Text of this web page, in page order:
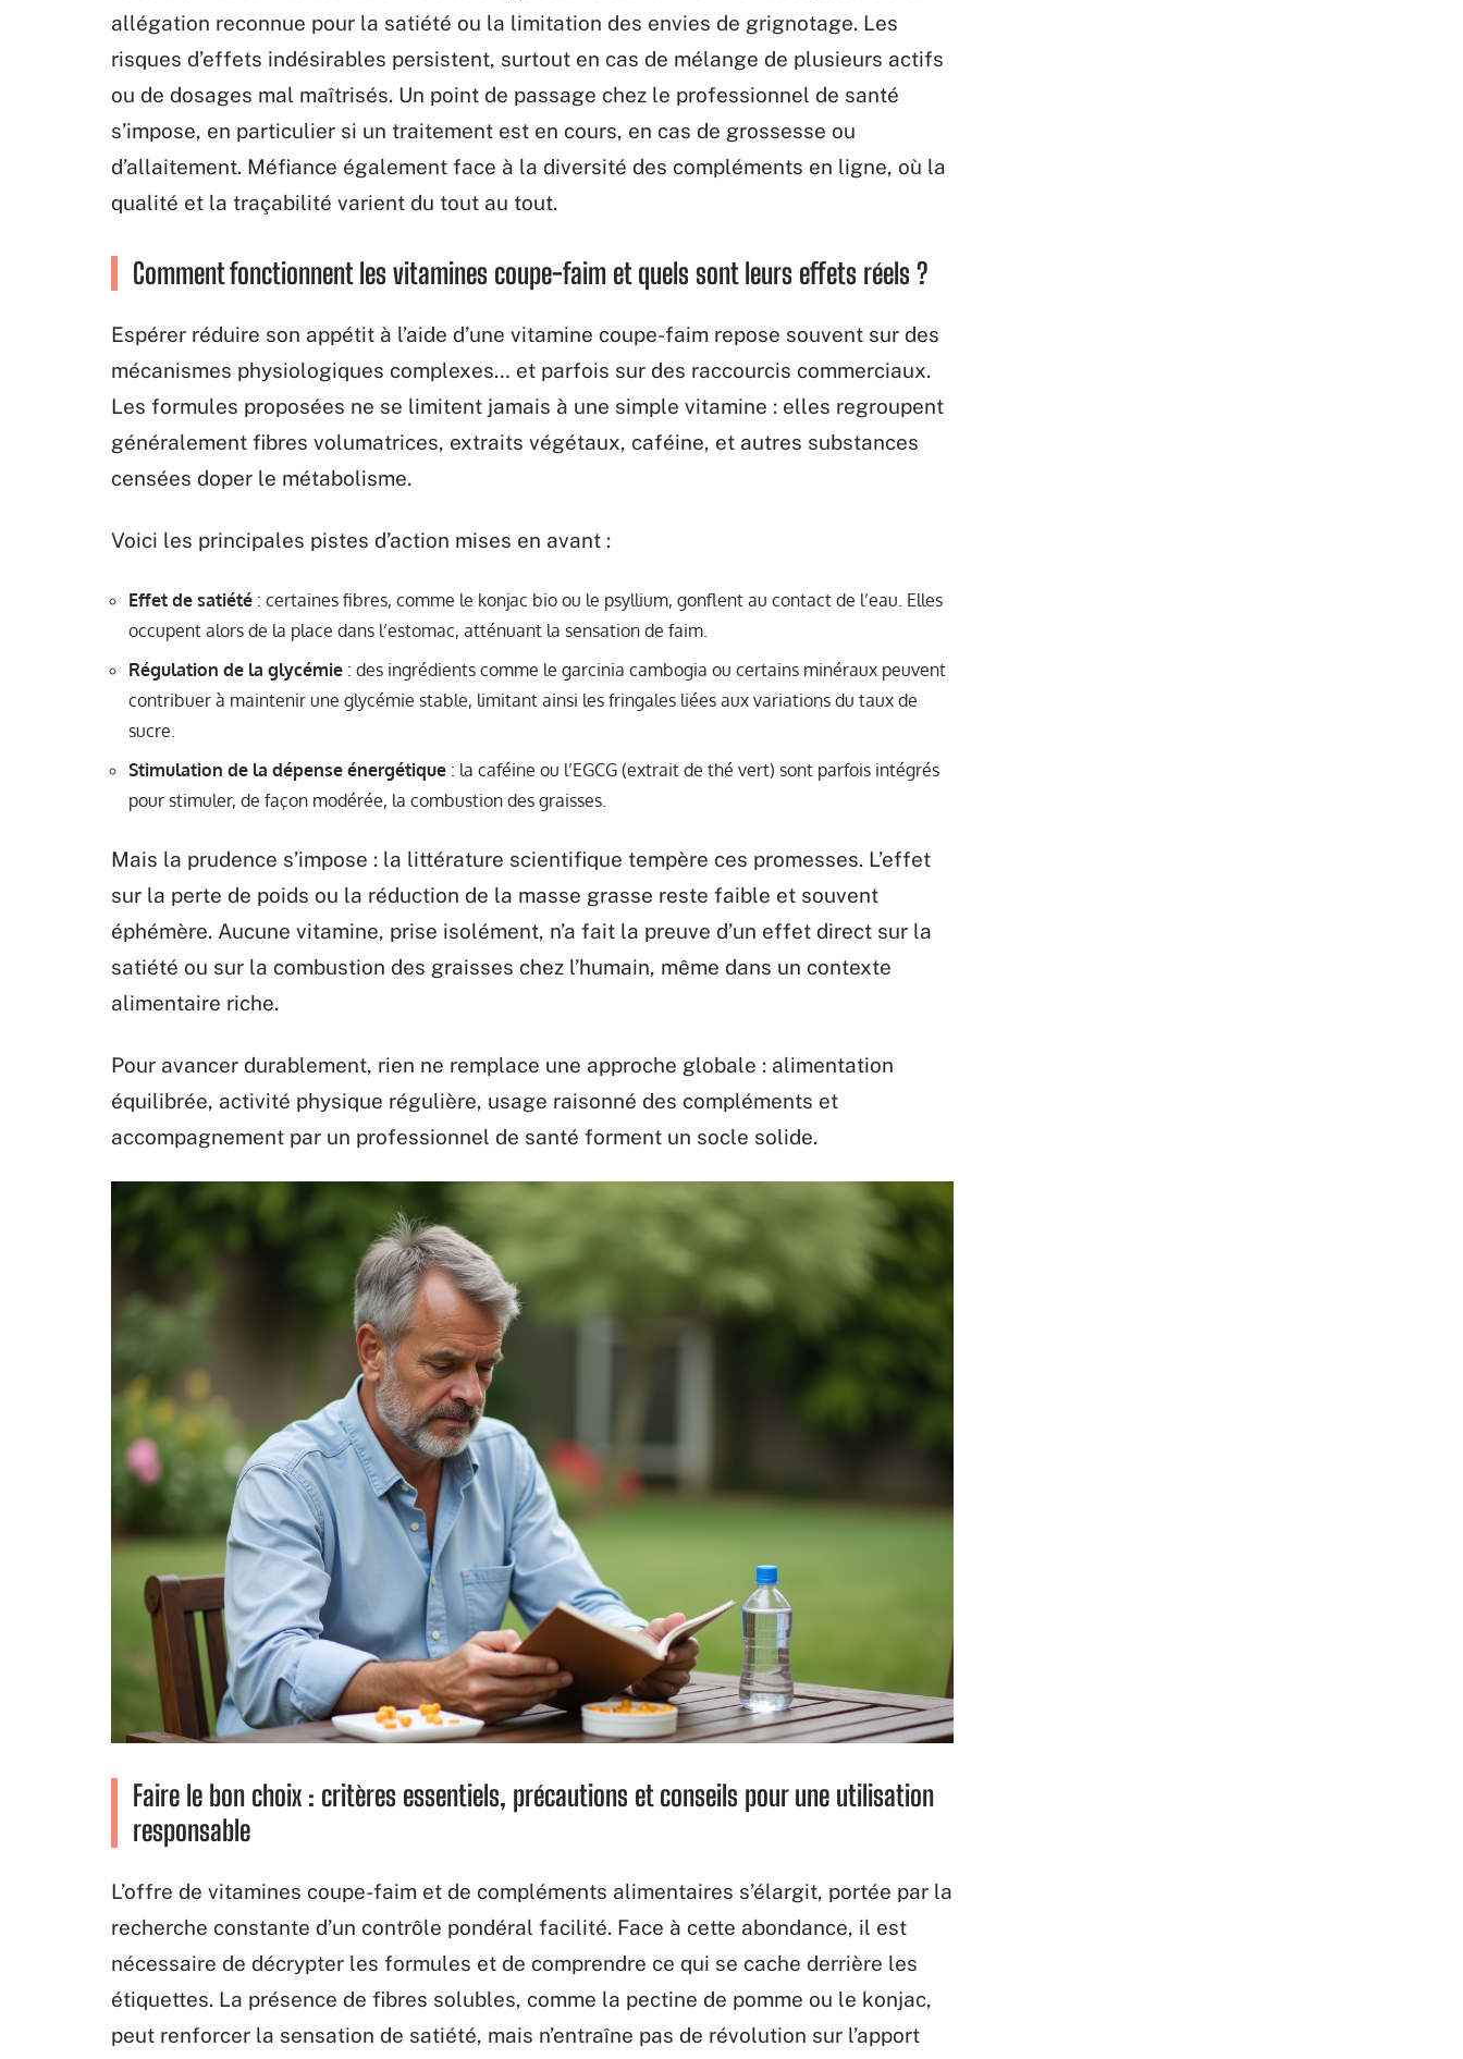
allégation reconnue pour la satiété ou la limitation des envies de grignotage. Les
risques d’effets indésirables persistent, surtout en cas de mélange de plusieurs actifs
ou de dosages mal maîtrisés. Un point de passage chez le professionnel de santé
s’impose, en particulier si un traitement est en cours, en cas de grossesse ou
d’allaitement. Méfiance également face à la diversité des compléments en ligne, où la
qualité et la traçabilité varient du tout au tout.
Comment fonctionnent les vitamines coupe-faim et quels sont leurs effets réels ?
Espérer réduire son appétit à l’aide d’une vitamine coupe-faim repose souvent sur des
mécanismes physiologiques complexes… et parfois sur des raccourcis commerciaux.
Les formules proposées ne se limitent jamais à une simple vitamine : elles regroupent
généralement fibres volumatrices, extraits végétaux, caféine, et autres substances
censées doper le métabolisme.
Voici les principales pistes d’action mises en avant :
Effet de satiété : certaines fibres, comme le konjac bio ou le psyllium, gonflent au contact de l’eau. Elles
occupent alors de la place dans l’estomac, atténuant la sensation de faim.
Régulation de la glycémie : des ingrédients comme le garcinia cambogia ou certains minéraux peuvent
contribuer à maintenir une glycémie stable, limitant ainsi les fringales liées aux variations du taux de
sucre.
Stimulation de la dépense énergétique : la caféine ou l’EGCG (extrait de thé vert) sont parfois intégrés
pour stimuler, de façon modérée, la combustion des graisses.
Mais la prudence s’impose : la littérature scientifique tempère ces promesses. L’effet
sur la perte de poids ou la réduction de la masse grasse reste faible et souvent
éphémère. Aucune vitamine, prise isolément, n’a fait la preuve d’un effet direct sur la
satiété ou sur la combustion des graisses chez l’humain, même dans un contexte
alimentaire riche.
Pour avancer durablement, rien ne remplace une approche globale : alimentation
équilibrée, activité physique régulière, usage raisonné des compléments et
accompagnement par un professionnel de santé forment un socle solide.
Faire le bon choix : critères essentiels, précautions et conseils pour une utilisation
responsable
L’offre de vitamines coupe-faim et de compléments alimentaires s’élargit, portée par la
recherche constante d’un contrôle pondéral facilité. Face à cette abondance, il est
nécessaire de décrypter les formules et de comprendre ce qui se cache derrière les
étiquettes. La présence de fibres solubles, comme la pectine de pomme ou le konjac,
peut renforcer la sensation de satiété, mais n’entraîne pas de révolution sur l’apport